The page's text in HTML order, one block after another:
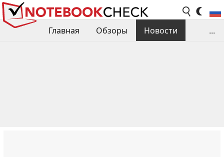
Главная Обзоры
Новости
...